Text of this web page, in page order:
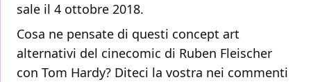
sale il 4 ottobre 2018.
Cosa ne pensate di questi concept art
alternativi del cinecomic di Ruben Fleischer
con Tom Hardy? Diteci la vostra nei commenti